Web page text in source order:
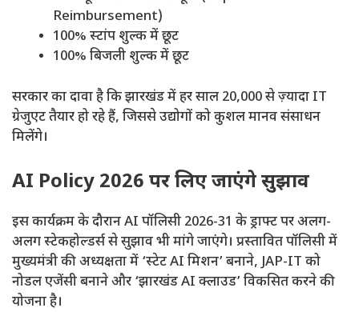
Reimbursement)
100% स्टांप शुल्क में छूट
100% बिजली शुल्क में छूट
सरकार का दावा है कि झारखंड में हर साल 20,000 से ज़्यादा IT
ग्रेजुएट तैयार हो रहे हैं, जिससे उद्योगों को कुशल मानव संसाधन
मिलेंगे।
AI Policy 2026 पर लिए जाएंगे सुझाव
इस कार्यक्रम के दौरान AI पॉलिसी 2026-31 के ड्राफ्ट पर अलग-
अलग स्टेकहोल्डर्स से सुझाव भी मांगे जाएंगे। प्रस्तावित पॉलिसी में
मुख्यमंत्री की अध्यक्षता में ‘स्टेट AI मिशन’ बनाने, JAP-IT को
नोडल एजेंसी बनाने और ‘झारखंड AI क्लाउड’ विकसित करने की
योजना है।